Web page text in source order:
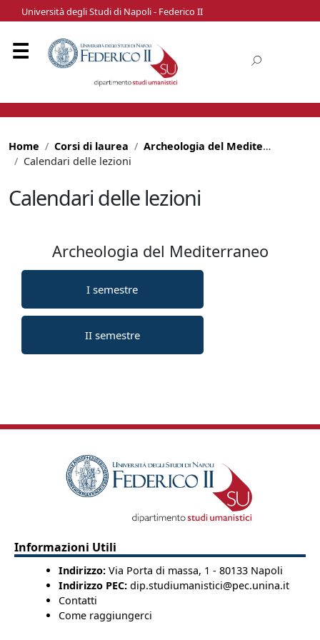
Università degli Studi di Napoli - Federico II
Home Corsi di laurea
Archeologia del Mediterraneo
Calendari delle lezioni
Calendari delle lezioni
Archeologia del Mediterraneo
I semestre
II semestre
Informazioni Utili
Indirizzo: Via Porta di massa, 1 - 80133 Napoli
Indirizzo PEC: dip.studiumanistici@pec.unina.it
Contatti
Come raggiungerci